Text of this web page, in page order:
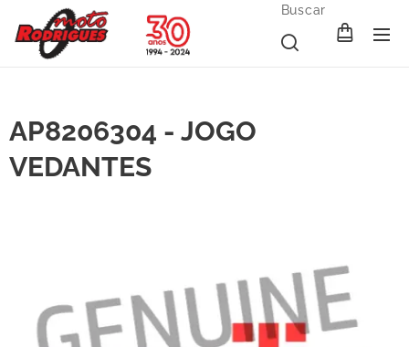
Buscar
AP8206304 - JOGO
VEDANTES